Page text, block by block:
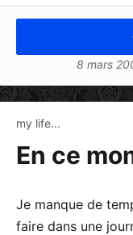
8 mars
my life...
En ce
Je manque de
faire dans une